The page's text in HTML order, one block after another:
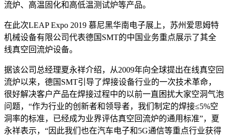
流炉、高温固化和高低温测试炉等产品。
在此次LEAP Expo 2019 慕尼黑华南电子展上，苏州爱思姆特
机械设备有限公司代表德国SMT的中国业务重点展示了其全
线真空回流炉设备。
据该公司总经理夏永祥介绍，从2009年向全球提出在线真空回
流炉以来，德国SMT引导了焊接设备行业的一次技术革命，
很好解决客户产品在焊接过程中的以前一直困扰大家空洞气泡
问题，“作为行业的创新者和领导者，我们制定的焊接≤5%空
洞率的标准，已经成为业界评估真空回流炉的通用标准”，夏
永祥表示，“因此我们也在汽车电子和5G通信等重点行业获得